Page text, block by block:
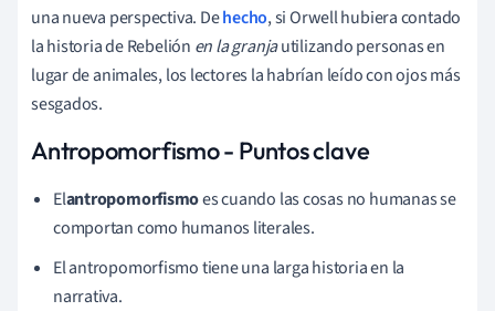
una nueva perspectiva. Dehecho, si Orwell hubiera contado
la historia de Rebelión en la granjautilizando personas en
lugar de animales, los lectores la habrían leído con ojos más
sesgados.
Antropomorfismo - Puntos clave
Elantropomorfismoes cuando las cosas no humanas se
comportan como humanos literales.
El antropomorfismo tiene una larga historia en la
narrativa.